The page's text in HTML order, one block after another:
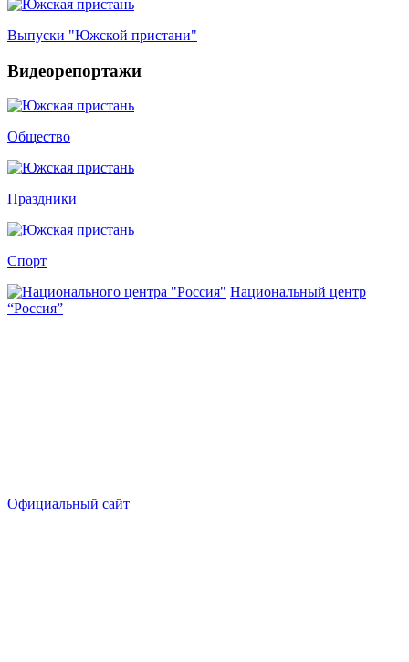
Выпуски "Южской пристани"
Видеорепортажи
Общество
Праздники
Спорт
Национальный центр
“Россия”
Официальный сайт